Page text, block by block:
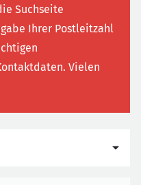
Suchseite
Ihrer Postleitzahl
Vielen